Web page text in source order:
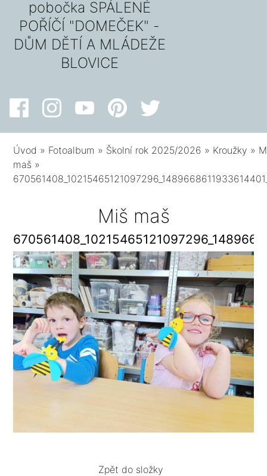
pobočka SPÁLENÉ
POŘÍČÍ "DOMEČEK" -
DŮM DĚTÍ A MLÁDEŽE
BLOVICE
Úvod » Fotoalbum » Školní rok 2025/2026 » Kroužky »
maš »
Miš maš
Zpět do složky